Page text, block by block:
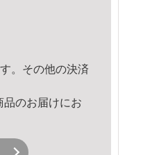
。その他の決済
のお届けにお